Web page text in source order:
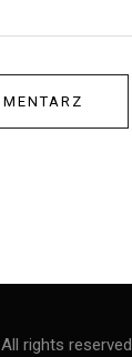
All rights reserved